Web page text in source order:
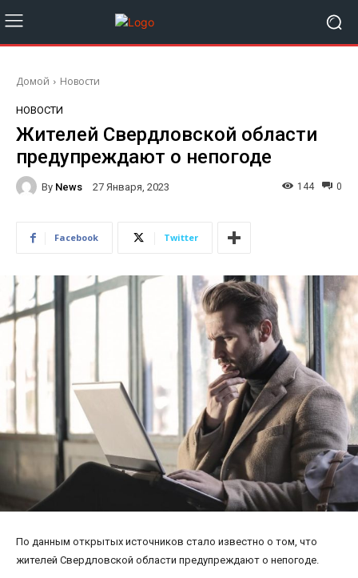
Домой Новости
НОВОСТИ
Жителей Свердловской области
предупреждают о непогоде
By News 27 Января, 2023 0
144
Facebook Twitter
По данным открытых источников стало известно о том, что
жителей Свердловской области предупреждают о непогоде.